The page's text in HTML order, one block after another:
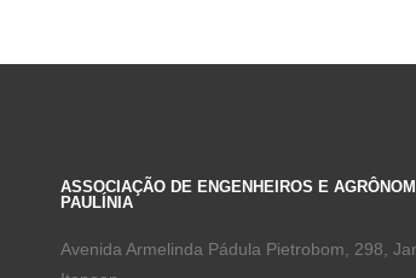
ASSOCIAÇÃO DE ENGENHEIROS E
PAULÍNIA
Avenida Armelinda Pádula Pietrobom, 298,